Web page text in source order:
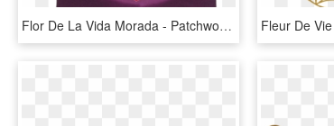
Flor De La Vida Morada - Patchwork, HD Png Download